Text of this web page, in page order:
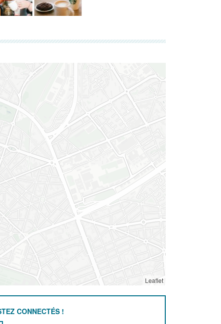
Leaflet
CONNECTÉS !